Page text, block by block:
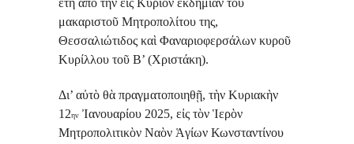
ἔτη ἀπὸ τὴν εἰς Κύριον ἐκδημίαν τοῦ
μακαριστοῦ Μητροπολίτου της,
Θεσσαλιώτιδος καὶ Φαναριοφερσάλων κυροῦ
Κυρίλλου τοῦ Β’ (Χριστάκη).
Δι’ αὐτὸ θὰ πραγματοποιηθῇ, τὴν Κυριακὴν
12ην Ἰανουαρίου 2025, εἰς τὸν Ἱερὸν
Μητροπολιτικὸν Ναὸν Ἁγίων Κωνσταντίνου